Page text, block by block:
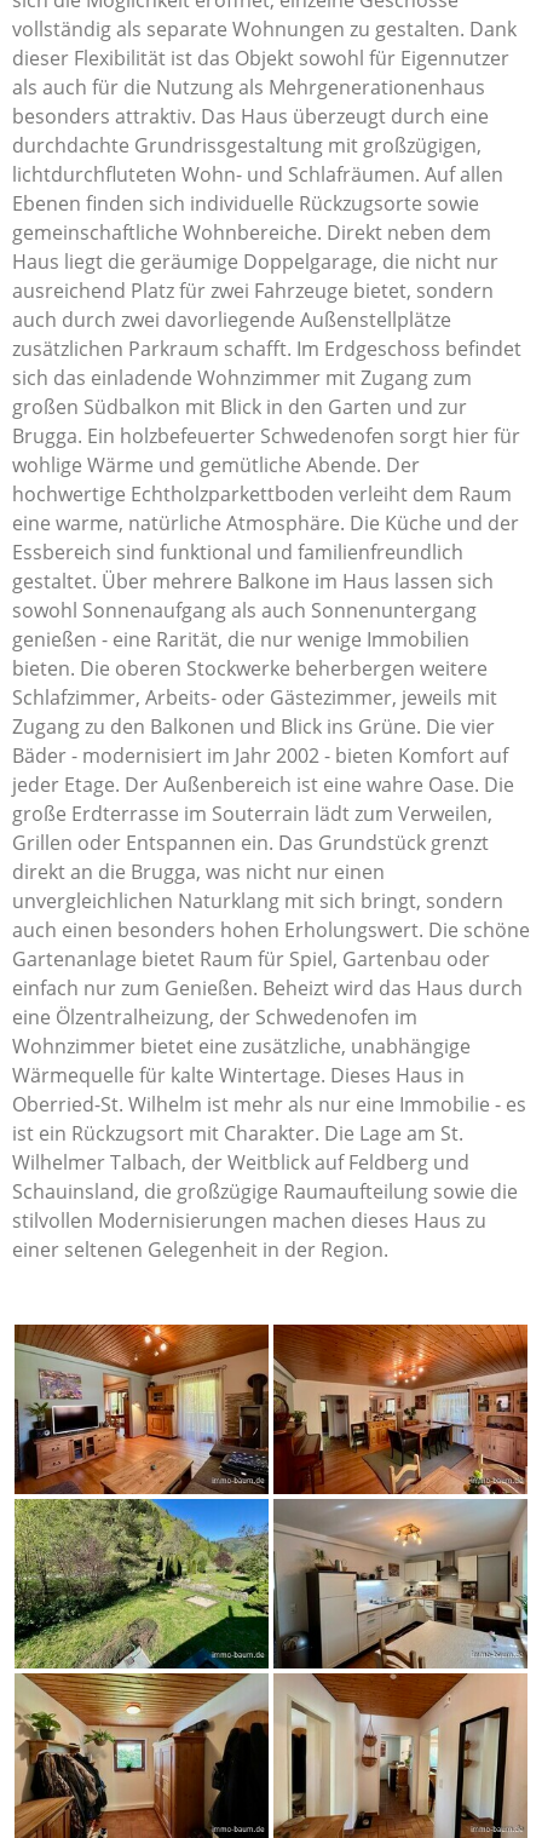
vollständig als separate Wohnungen zu gestalten. Dank
dieser Flexibilität ist das Objekt sowohl für Eigennutzer
als auch für die Nutzung als Mehrgenerationenhaus
besonders attraktiv. Das Haus überzeugt durch eine
durchdachte Grundrissgestaltung mit großzügigen,
lichtdurchfluteten Wohn- und Schlafräumen. Auf allen
Ebenen finden sich individuelle Rückzugsorte sowie
gemeinschaftliche Wohnbereiche. Direkt neben dem
Haus liegt die geräumige Doppelgarage, die nicht nur
ausreichend Platz für zwei Fahrzeuge bietet, sondern
auch durch zwei davorliegende Außenstellplätze
zusätzlichen Parkraum schafft. Im Erdgeschoss befindet
sich das einladende Wohnzimmer mit Zugang zum
großen Südbalkon mit Blick in den Garten und zur
Brugga. Ein holzbefeuerter Schwedenofen sorgt hier für
wohlige Wärme und gemütliche Abende. Der
hochwertige Echtholzparkettboden verleiht dem Raum
eine warme, natürliche Atmosphäre. Die Küche und der
Essbereich sind funktional und familienfreundlich
gestaltet. Über mehrere Balkone im Haus lassen sich
sowohl Sonnenaufgang als auch Sonnenuntergang
genießen - eine Rarität, die nur wenige Immobilien
bieten. Die oberen Stockwerke beherbergen weitere
Schlafzimmer, Arbeits- oder Gästezimmer, jeweils mit
Zugang zu den Balkonen und Blick ins Grüne. Die vier
Bäder - modernisiert im Jahr 2002 - bieten Komfort auf
jeder Etage. Der Außenbereich ist eine wahre Oase. Die
große Erdterrasse im Souterrain lädt zum Verweilen,
Grillen oder Entspannen ein. Das Grundstück grenzt
direkt an die Brugga, was nicht nur einen
unvergleichlichen Naturklang mit sich bringt, sondern
auch einen besonders hohen Erholungswert. Die schöne
Gartenanlage bietet Raum für Spiel, Gartenbau oder
einfach nur zum Genießen. Beheizt wird das Haus durch
eine Ölzentralheizung, der Schwedenofen im
Wohnzimmer bietet eine zusätzliche, unabhängige
Wärmequelle für kalte Wintertage. Dieses Haus in
Oberried-St. Wilhelm ist mehr als nur eine Immobilie - es
ist ein Rückzugsort mit Charakter. Die Lage am St.
Wilhelmer Talbach, der Weitblick auf Feldberg und
Schauinsland, die großzügige Raumaufteilung sowie die
stilvollen Modernisierungen machen dieses Haus zu
einer seltenen Gelegenheit in der Region.